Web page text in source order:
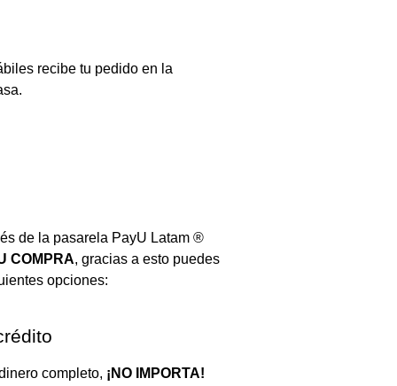
recibe tu pedido en la
de la pasarela PayU Latam ®
COMPRA, gracias a esto puedes
opciones:
completo, ¡NO IMPORTA!